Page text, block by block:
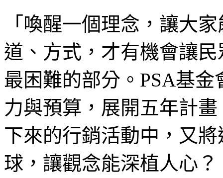
「喚醒一個理念，讓大
道、方式，才有機會讓
最困難的部分。PSA基
力與預算，展開五年計
下來的行銷活動中，又
球，讓觀念能深植人心？